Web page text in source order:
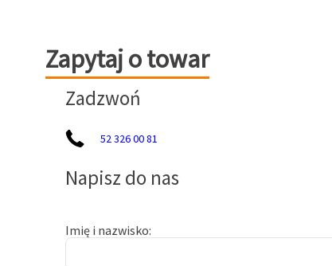
Zapytaj o towar
Zapytaj o towar
Zadzwoń
52 326 00 81
Napisz do nas
Imię i nazwisko